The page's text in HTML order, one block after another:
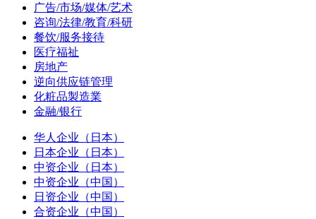
广告/市场/媒体/艺术
咨询/法律/教育/科研
餐饮/服务接待
医疗福祉
房地产
逆向供应链管理
化粧品製造業
金融/银行
华人企业（日本）
日本企业（日本）
中资企业（日本）
中资企业（中国）
日资企业（中国）
合资企业（中国）